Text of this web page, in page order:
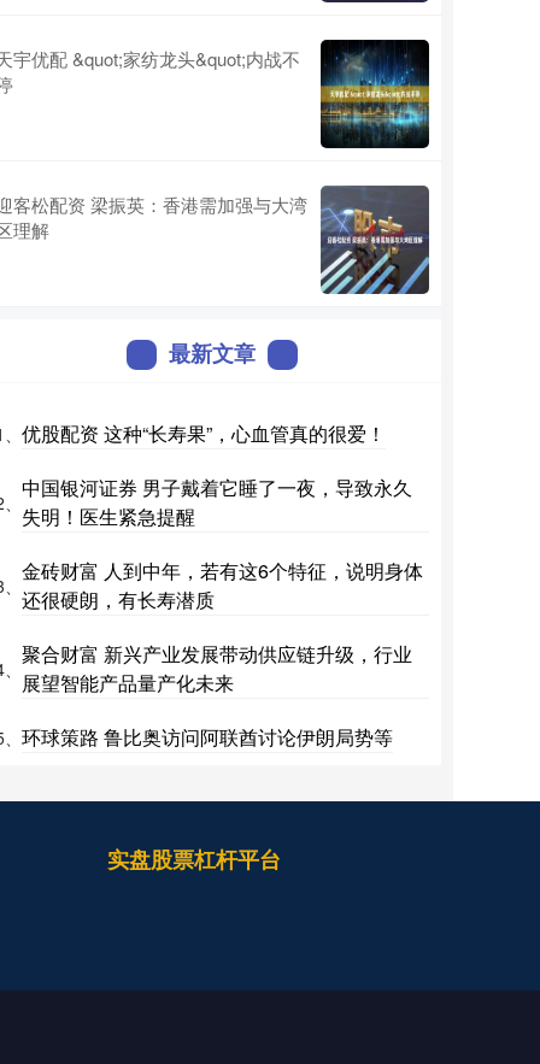
宇优配 &quot;家纺龙头&quot;内战不
客松配资 梁振英：香港需加强与大湾
理解
最新文章
优股配资 这种“长寿果”，心血管真的很爱！
中国银河证券 男子戴着它睡了一夜，导致永久
失明！医生紧急提醒
金砖财富 人到中年，若有这6个特征，说明身体
还很硬朗，有长寿潜质
聚合财富 新兴产业发展带动供应链升级，行业
展望智能产品量产化未来
环球策路 鲁比奥访问阿联酋讨论伊朗局势等
实盘股票杠杆平台